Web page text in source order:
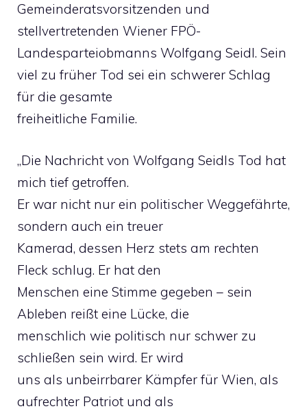
Gemeinderatsvorsitzenden und
stellvertretenden Wiener FPÖ-
Landesparteiobmanns Wolfgang Seidl. Sein
viel zu früher Tod sei ein schwerer Schlag
für die gesamte
freiheitliche Familie.
„Die Nachricht von Wolfgang Seidls Tod hat
mich tief getroffen.
Er war nicht nur ein politischer Weggefährte,
sondern auch ein treuer
Kamerad, dessen Herz stets am rechten
Fleck schlug. Er hat den
Menschen eine Stimme gegeben – sein
Ableben reißt eine Lücke, die
menschlich wie politisch nur schwer zu
schließen sein wird. Er wird
uns als unbeirrbarer Kämpfer für Wien, als
aufrechter Patriot und als